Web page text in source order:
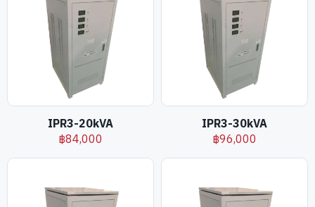
IPR3-20kVA
฿84,000
IPR3-30kVA
฿96,000